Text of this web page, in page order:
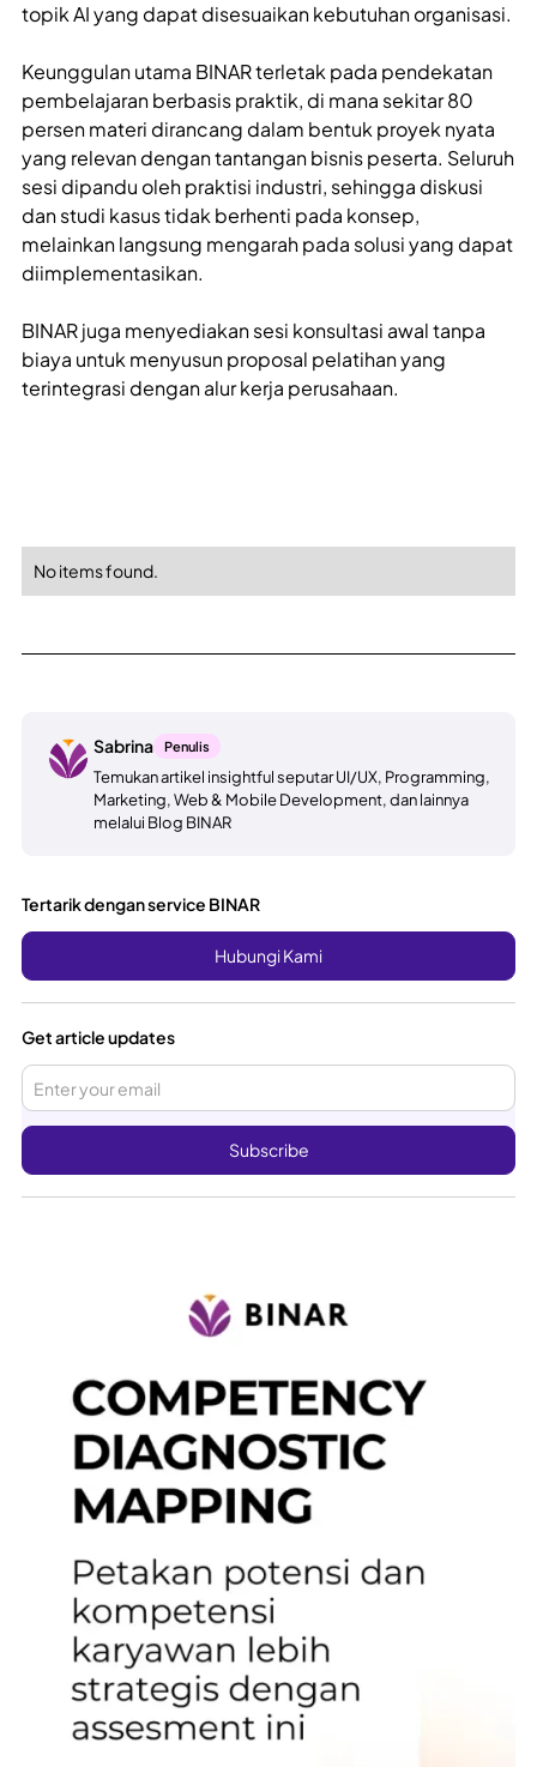
topik AI yang dapat disesuaikan kebutuhan organisasi.
Keunggulan utama BINAR terletak pada pendekatan
pembelajaran berbasis praktik, di mana sekitar 80
persen materi dirancang dalam bentuk proyek nyata
yang relevan dengan tantangan bisnis peserta. Seluruh
sesi dipandu oleh praktisi industri, sehingga diskusi
dan studi kasus tidak berhenti pada konsep,
melainkan langsung mengarah pada solusi yang dapat
diimplementasikan.
BINAR juga menyediakan sesi konsultasi awal tanpa
biaya untuk menyusun proposal pelatihan yang
terintegrasi dengan alur kerja perusahaan.
No items found.
Sabrina Penulis
Temukan artikel insightful seputar UI/UX, Programming,
Marketing, Web & Mobile Development, dan lainnya
melalui Blog BINAR
Tertarik dengan service BINAR
Hubungi Kami
Get article updates